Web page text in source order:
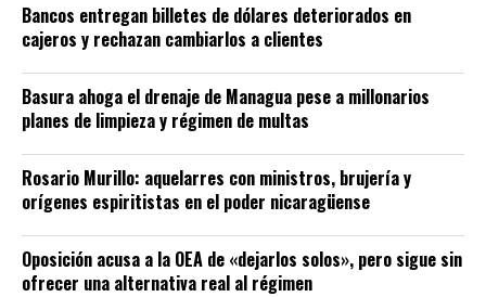
Bancos entregan billetes de dólares deteriorados en
cajeros y rechazan cambiarlos a clientes
Basura ahoga el drenaje de Managua pese a millonarios
planes de limpieza y régimen de multas
Rosario Murillo: aquelarres con ministros, brujería y
orígenes espiritistas en el poder nicaragüense
Oposición acusa a la OEA de «dejarlos solos», pero sigue sin
ofrecer una alternativa real al régimen